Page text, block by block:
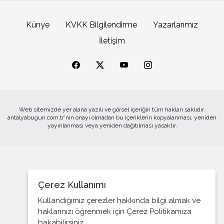
Çocuk Eğitimi mi, Dini Propaganda mı?
Aryen Efsânesine
Hindistan’da Türk Ruhu: İslam Öncesi Kökler
Türk Sosyoloji Geleneğinde Tarihî Materyalizmin
Tenkidi ve Milli Bünye Yaklaşımı
Ergenekon- Demirci Kaveh Kurtuluş Mitletrinde;
Demir.
Alanya’da tatilciler deniz ve güneşin tadını çıkardı
Künye KVKK Bilgilendirme
Yazarlarımız
İletişim
Web sitemizde yer alana yazılı ve görsel içeriğin tüm hakları saklıdır.
antalyabugun.com.tr'nin onayı olmadan bu içeriklerin kopyalanması, yeniden
yayınlanması veya yeniden dağıtılması yasaktır.
Çerez Kullanımı
Kullandığımız çerezler hakkında bilgi almak ve
haklarınızı öğrenmek için Çerez Politikamıza